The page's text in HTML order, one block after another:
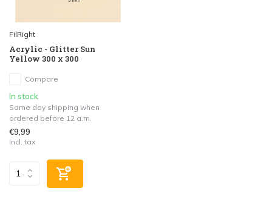
FilRight
Acrylic - Glitter Sun
Yellow 300 x 300
Compare
In stock
Same day shipping when
ordered before 12 a.m.
€9,99
Incl. tax